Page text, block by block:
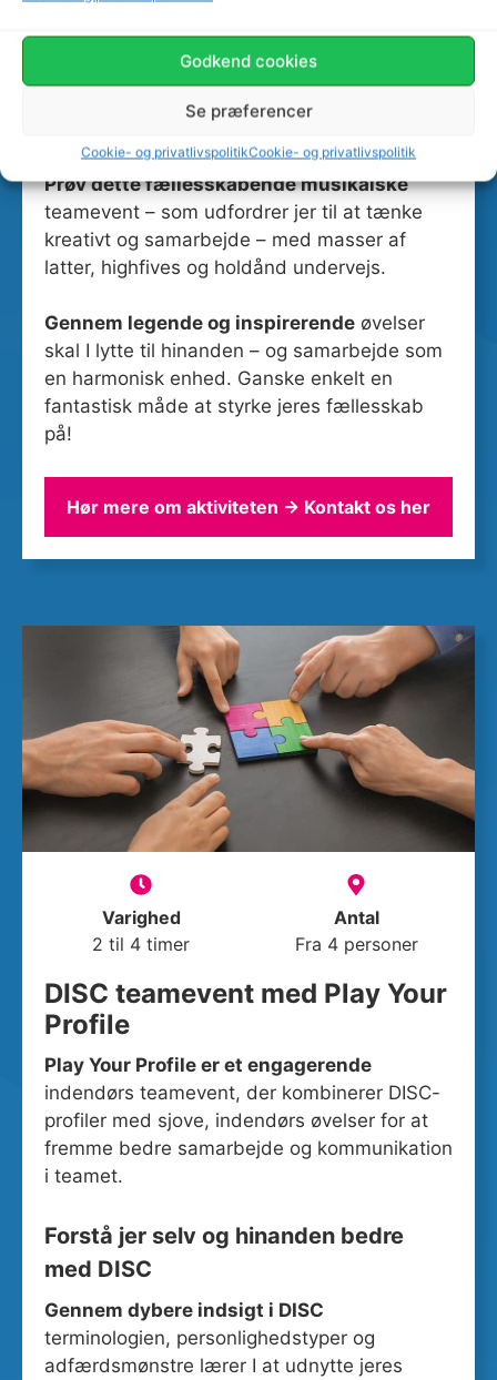
Godkend cookies
Se præferencer
Cookie- og privatlivspolitikCookie- og privatlivspolitik
ekstra god energi.
Oplev fællesskabende musikalsk
teamevent
Prøv dette fællesskabende musikalske
teamevent – som udfordrer jer til at tænke
kreativt og samarbejde – med masser af
latter, highfives og holdånd undervejs.
Gennem legende og inspirerende øvelser
skal I lytte til hinanden – og samarbejde som
en harmonisk enhed. Ganske enkelt en
fantastisk måde at styrke jeres fællesskab
på!
Hør mere om aktiviteten → Kontakt os her
Varighed
2 til 4 timer
Antal
Fra 4 personer
DISC teamevent med Play Your
Profile
Play Your Profile er et engagerende
indendørs teamevent, der kombinerer DISC-
profiler med sjove, indendørs øvelser for at
fremme bedre samarbejde og kommunikation
i teamet.
Forstå jer selv og hinanden bedre
med DISC
Gennem dybere indsigt i DISC
terminologien, personlighedstyper og
adfærdsmønstre lærer I at udnytte jeres